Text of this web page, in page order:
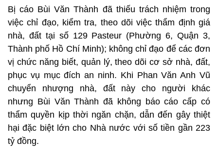
Bị cáo Bùi Văn Thành đã thiếu trách nhiệm trong
việc chỉ đạo, kiểm tra, theo dõi việc thẩm định giá
nhà, đất tại số 129 Pasteur (Phường 6, Quận 3,
Thành phố Hồ Chí Minh); không chỉ đạo để các đơn
vị chức năng biết, quản lý, theo dõi cơ sở nhà, đất,
phục vụ mục đích an ninh. Khi Phan Văn Anh Vũ
chuyển nhượng nhà, đất này cho người khác
nhưng Bùi Văn Thành đã không báo cáo cấp có
thẩm quyền kịp thời ngăn chặn, dẫn đến gây thiệt
hại đặc biệt lớn cho Nhà nước với số tiền gần 223
tỷ đồng.